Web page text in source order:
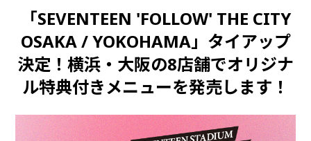
「SEVENTEEN 'FOLLOW' THE CITY
OSAKA / YOKOHAMA」タイアップ
決定！横浜・大阪の8店舗でオリジナ
ル特典付きメニューを発売します！